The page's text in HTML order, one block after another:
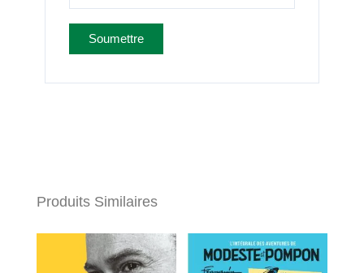
Produits Similaires